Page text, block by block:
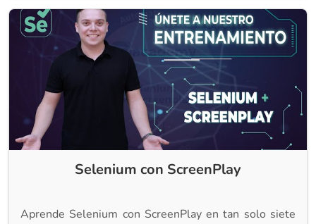
Selenium con ScreenPlay
Aprende Selenium con ScreenPlay en tan solo siete